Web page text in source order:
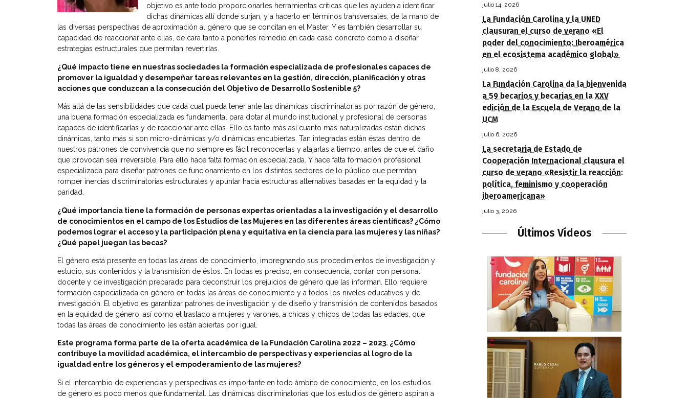
objetivo es ante todo proporcionarles herramientas críticas que les ayuden a identificar
dichas dinámicas allí donde surjan, y a hacerlo en términos transversales, de la mano de
las diversas perspectivas de aproximación al género que se concitan en el Master. Y es también desarrollar su
capacidad de reaccionar ante ellas, de cara tanto a ponerles remedio en cada caso concreto como a diseñar
estrategias estructurales que permitan revertirlas.
¿Qué impacto tiene en nuestras sociedades la formación especializada de profesionales capaces de
promover la igualdad y desempeñar tareas relevantes en la gestión, dirección, planificación y otras
acciones que conduzcan a la consecución del Objetivo de Desarrollo Sostenible 5?
Más allá de las sensibilidades que cada cual pueda tener ante las dinámicas discriminatorias por razón de género,
una buena formación especializada es fundamental para dotar al mundo institucional y profesional de personas
capaces de identificarlas y de reaccionar ante ellas. Ello es tanto más así cuanto más naturalizadas están dichas
dinámicas, tanto más si son micro-dinámicas y/o dinámicas encubiertas. Tan integradas están éstas dentro de
nuestros patrones de convivencia que no siempre es fácil reconocerlas y atajarlas a tiempo, antes de que el daño
que provocan sea irreversible. Para ello hace falta formación especializada. Y hace falta formación profesional
especializada para diseñar patrones de funcionamiento en los distintos sectores de lo público que permitan
romper inercias discriminatorias estructurales y apuntar hacia estructuras alternativas basadas en la equidad y la
paridad.
¿Qué importancia tiene la formación de personas expertas orientadas a la investigación y el desarrollo
de conocimientos en el campo de los Estudios de las Mujeres en las diferentes áreas científicas? ¿Cómo
podemos lograr el acceso y la participación plena y equitativa en la ciencia para las mujeres y las niñas?
¿Qué papel juegan las becas?
El género está presente en todas las áreas de conocimiento, impregnando sus procedimientos de investigación y
estudio, sus contenidos y la transmisión de éstos. En todas es preciso, en consecuencia, contar con personal
docente y de investigación preparado para deconstruir los prejuicios de género que las informan. Ello requiere
formación especializada en género en todas las áreas de conocimiento y a todos los niveles educativos y de
investigación. El objetivo es garantizar patrones de investigación y de diseño y transmisión de contenidos basados
en la equidad de género, así como el traslado a mujeres y varones, a chicas y chicos de todas las edades, que
todas las áreas de conocimiento les están abiertas por igual.
Este programa forma parte de la oferta académica de la Fundación Carolina 2022 – 2023. ¿Cómo
contribuye la movilidad académica, el intercambio de perspectivas y experiencias al logro de la
igualdad entre los géneros y el empoderamiento de las mujeres?
Si el intercambio de experiencias y perspectivas es importante en todo ámbito de conocimiento, en los estudios
de género es poco menos que fundamental. Las dinámicas discriminatorias que los estudios de género aspiran a
julio 14, 2026
La Fundación Carolina y la UNED
clausuran el curso de verano «El
poder del conocimiento: Iberoamérica
en el ecosistema académico global»
julio 8, 2026
La Fundación Carolina da la bienvenida
a 59 becarios y becarias en la XXV
edición de la Escuela de Verano de la
UCM
julio 6, 2026
La secretaria de Estado de
Cooperación Internacional clausura el
curso de verano «Resistir la reacción:
política, feminismo y cooperación
iberoamericana»
julio 3, 2026
Últimos Vídeos